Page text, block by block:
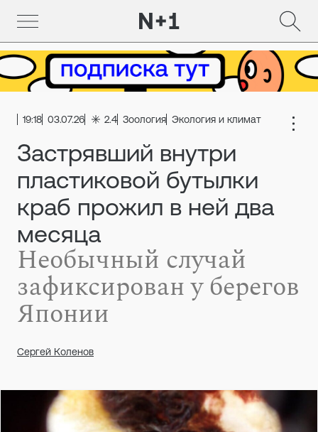
19:18 03.07.26 2.4 Зоология Экология и климат
Застрявший внутри
пластиковой бутылки
краб прожил в ней два
месяца
Необычный случай
зафиксирован у берегов
Японии
Сергей Коленов